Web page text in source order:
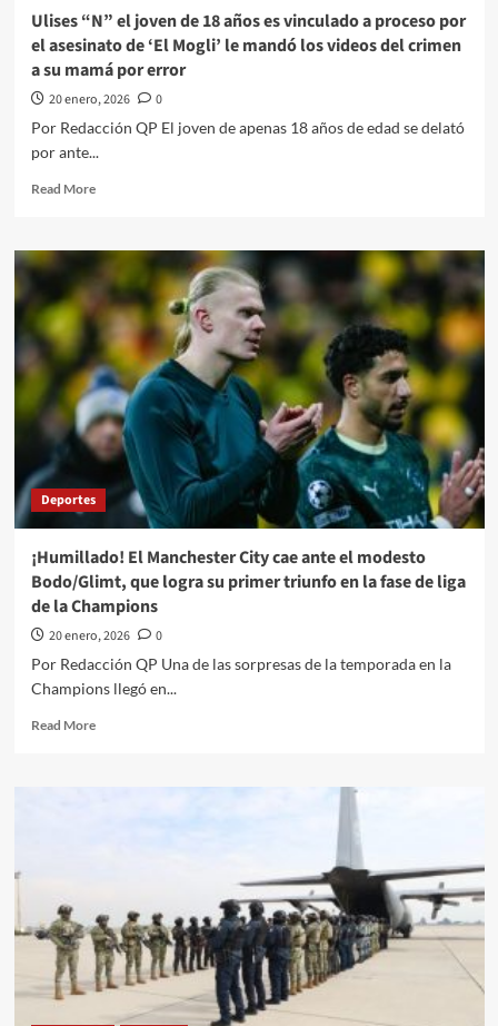
Ulises “N” el joven de 18 años es vinculado a proceso por
el asesinato de ‘El Mogli’ le mandó los videos del crimen
a su mamá por error
20 enero, 2026
0
Por Redacción QP El joven de apenas 18 años de edad se delató
por ante...
Read MoreRead
Ulises
joven
18
años
es
vinculado
a
proceso
el
asesinato
‘El
Mogli’
le
mandó
videos
del
a
Deportes
¡Humillado! El Manchester City cae ante el modesto
Bodo/Glimt, que logra su primer triunfo en la fase de liga
de la Champions
20 enero, 2026
0
Por Redacción QP Una de las sorpresas de la temporada en la
Champions llegó en...
Read MoreRead
el
modesto
Bodo/Glimt,
que
logra